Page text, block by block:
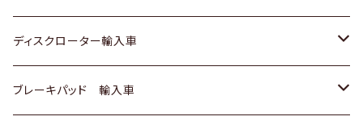
スバル
マツダ
三菱
マツダ
三菱
ダイハツ
マツダ
日産
ダイハツ
スズキ
日産
スズキ
日産
トヨタ
ホンダ
ディスクローター輸入車
ＡＵＤＩ
ブレーキパッド 輸入車